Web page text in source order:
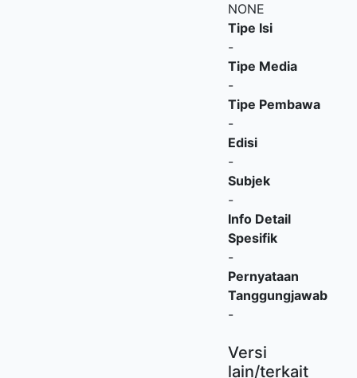
NONE
Tipe Isi
-
Tipe Media
-
Tipe Pembawa
-
Edisi
-
Subjek
-
Info Detail
Spesifik
-
Pernyataan
Tanggungjawab
-
Versi
lain/terkait